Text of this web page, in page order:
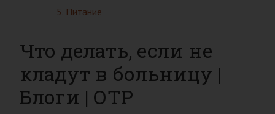
5. Питание
Что делать, если не
кладут в больницу |
Блоги | ОТР